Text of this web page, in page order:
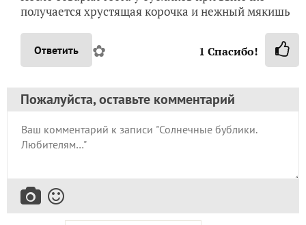
получается хрустящая корочка и нежный мякишь
Ответить ✿ 1 Спасибо!
Пожалуйста, оставьте комментарий